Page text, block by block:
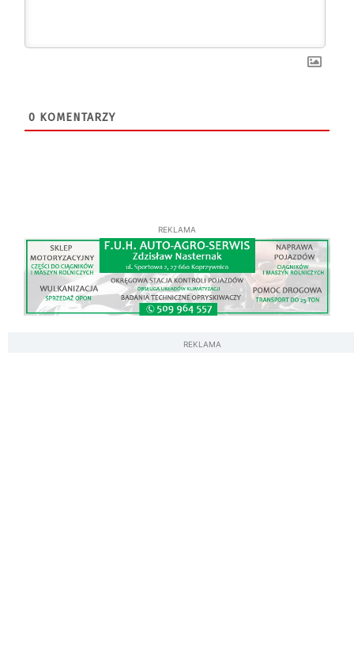
0 KOMENTARZY
REKLAMA
REKLAMA